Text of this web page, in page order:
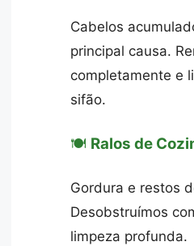
Cabelos
principal causa.
completamente e
sifão.
🍽️ Ralos de
Gordura e restos
Desobstruímos
limpeza profunda.